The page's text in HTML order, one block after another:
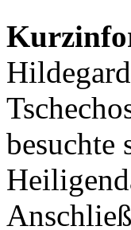
besuchte